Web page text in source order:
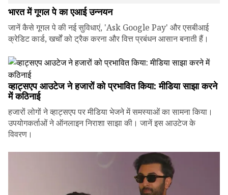
भारत में गूगल पे का एआई उन्नयन
जानें कैसे गूगल पे की नई सुविधाएं, 'Ask Google Pay' और एसबीआई
क्रेडिट कार्ड, खर्चों को ट्रैक करना और वित्त प्रबंधन आसान बनाती हैं।
व्हाट्सएप आउटेज ने हजारों को प्रभावित किया: मीडिया साझा करने
में कठिनाई
हजारों लोगों ने व्हाट्सएप पर मीडिया भेजने में समस्याओं का सामना किया।
उपयोगकर्ताओं ने ऑनलाइन निराशा साझा की। जानें इस आउटेज के
विवरण।